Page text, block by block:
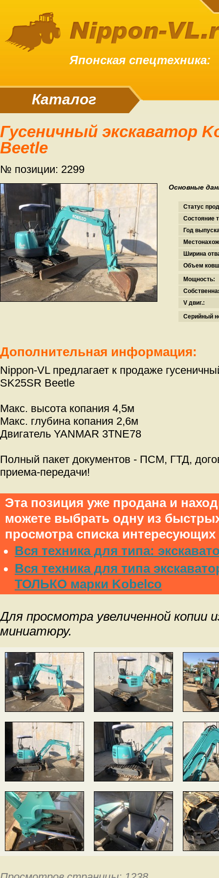
Японская спецтехника:
Каталог
Гусеничный экскаватор Kobelco SK25SR
Beetle
№ позиции: 2299
Основные
Статус
Состояние
Год
Ширина
Объем
Мощность:
V двиг.:
Серийный
Дополнительная информация:
Nippon-VL предлагает к продаже
SK25SR Beetle
Макс. высота копания 4,5м
Макс. глубина копания 2,6м
Двигатель YANMAR 3TNE78
Полный пакет документов - ПСМ, ГТД,
приема-передачи!
Эта позиция уже продана и
можете выбрать одну из
просмотра списка
Вся техника для типа:
Вся техника для типа
ТОЛЬКО марки Kobelco
Для просмотра увеличенной копии
миниатюру.